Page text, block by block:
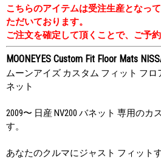
こちらのアイテムは受注生産となっ
ただいております。
ご注文を確定して頂くことで、ご予約
MOONEYES Custom Fit Floor Mats
ムーンアイズ カスタム フィット フロ
ネット
2009〜 日産 NV200 バネット 専用の
す。
あなたのクルマにジャスト フィットす